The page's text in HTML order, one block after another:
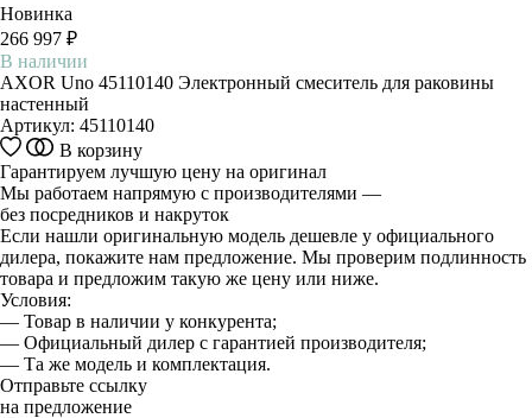
Новинка
266 997 ₽
В наличии
AXOR Uno 45110140 Электронный смеситель для раковины
настенный
Артикул: 45110140
В корзину
Гарантируем лучшую цену на оригинал
Мы работаем напрямую с производителями —
без посредников и накруток
Если нашли оригинальную модель дешевле у официального
дилера, покажите нам предложение. Мы проверим подлинность
товара и предложим такую же цену или ниже.
Условия:
— Товар в наличии у конкурента;
— Официальный дилер с гарантией производителя;
— Та же модель и комплектация.
Отправьте ссылку
на предложение